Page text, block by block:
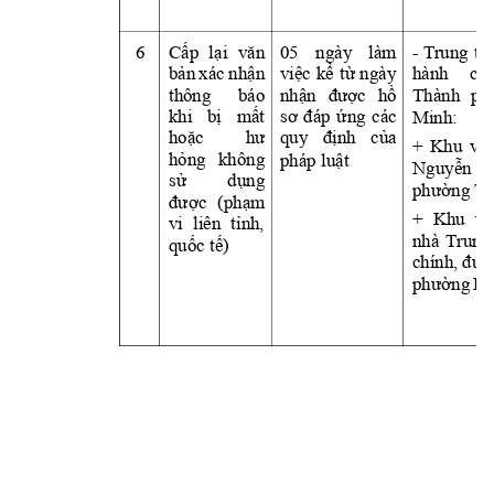
6 Cấp lại văn
bản xác nhận
thông
báo
khi
bị mất
hoặc
hư
hỏng không
sử
dụng
được (phạm
vi liên tỉnh,
quốc tế)
05 ngày
làm
việc kể từ ngày
nhận
được
hồ
sơ đáp ứng các
quy
định của
pháp luật
- Trung
hành
Thành
Minh:
+ Khu
Nguyễn
phường
+ Khu
nhà Trung
chính,
phường